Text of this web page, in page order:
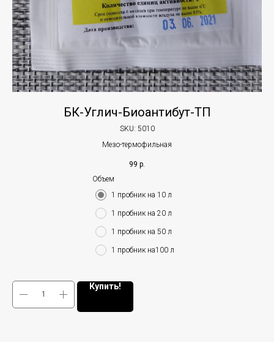
БК-Углич-Биоантибут-ТП
SKU: 5010
Мезо-термофильная
99 р.
Объем
1 пробник на 10 л
1 пробник на 20 л
1 пробник на 50 л
1 пробник на100 л
Купить!